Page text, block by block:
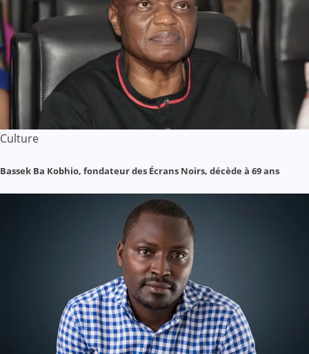
Culture
Bassek Ba Kobhio, fondateur des Écrans Noirs, décède à 69 ans